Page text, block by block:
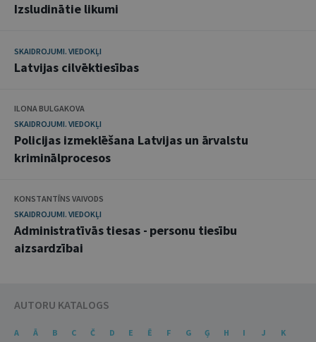
Izsludinātie likumi
SKAIDROJUMI. VIEDOKĻI
Latvijas cilvēktiesības
ILONA BULGAKOVA
SKAIDROJUMI. VIEDOKĻI
Policijas izmeklēšana Latvijas un ārvalstu
kriminālprocesos
KONSTANTĪNS VAIVODS
SKAIDROJUMI. VIEDOKĻI
Administratīvās tiesas - personu tiesību
aizsardzībai
AUTORU KATALOGS
A Ā B C Č D E Ē F G Ģ H I J
K